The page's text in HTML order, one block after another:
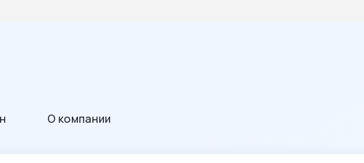
О компании